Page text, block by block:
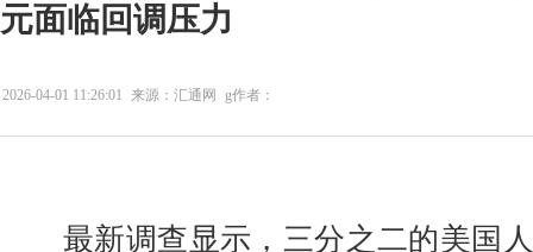
元面临回调压力
2026-04-01 11:26:01 来源：汇通网 g作者：
最新调查显示，三分之二的美国人